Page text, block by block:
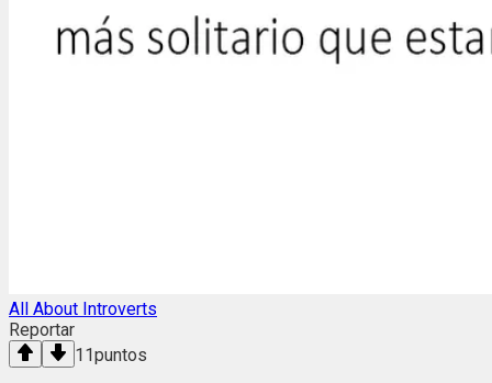
All About Introverts
Reportar
11puntos